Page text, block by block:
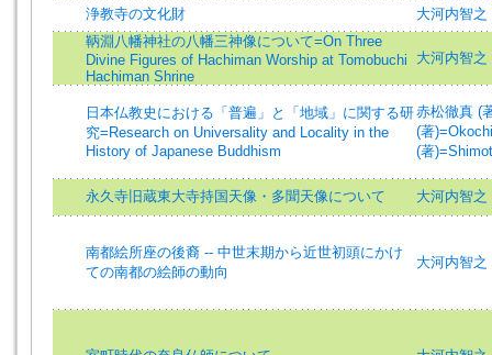
浄教寺の文化財
大河内智之
鞆淵八幡神社の八幡三神像について=On Three
Divine Figures of Hachiman Worship at Tomobuchi
Hachiman Shrine
大河内智
日本仏教史における「普遍」と「地域」に関する研
究=Research on Universality and Locality in the
History of Japanese Buddhism
赤松徹真 (
(著
(著
永久寺旧蔵東大寺持国天像・多聞天像について 大河内智
南都絵所座の後裔 -- 中世末期から近世初頭にかけ
ての南都の絵師の動向
大河内智